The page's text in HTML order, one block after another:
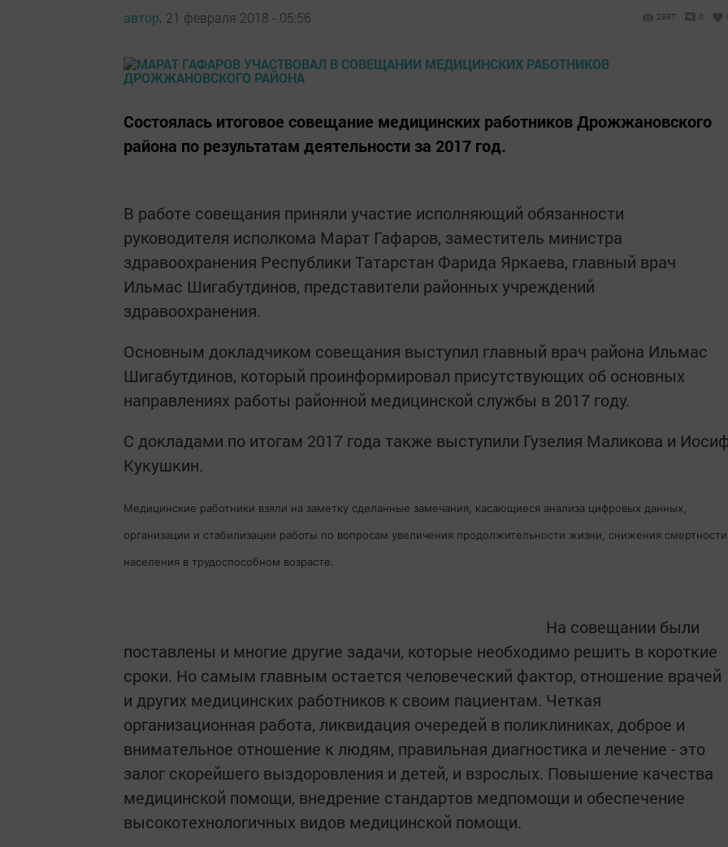
автор, 21 февраля 2018 - 05:56 2987 0
Cостоялась итоговое совещание медицинских работников Дрожжановского
района по результатам деятельности за 2017 год.
В работе совещания приняли участие исполняющий обязанности
руководителя исполкома Марат Гафаров, заместитель министра
здравоохранения Республики Татарстан Фарида Яркаева, главный врач
Ильмас Шигабутдинов, представители районных учреждений
здравоохранения.
Основным докладчиком совещания выступил главный врач района Ильмас
Шигабутдинов, который проинформировал присутствующих об основных
направлениях работы районной медицинской службы в 2017 году.
С докладами по итогам 2017 года также выступили Гузелия Маликова и
Кукушкин.
Медицинские работники взяли на заметку сделанные замечания, касающиеся анализа цифровых данных,
организации и стабилизации работы по вопросам увеличения продолжительности жизни, снижения смертности
населения в трудоспособном возрасте.
На совещании были
поставлены и многие другие задачи, которые необходимо решить в короткие
сроки. Но самым главным остается человеческий фактор, отношение врачей
и других медицинских работников к своим пациентам. Четкая
организационная работа, ликвидация очередей в поликлиниках, доброе и
внимательное отношение к людям, правильная диагностика и лечение - это
залог скорейшего выздоровления и детей, и взрослых. Повышение качества
медицинской помощи, внедрение стандартов медпомощи и обеспечение
высокотехнологичных видов медицинской помощи.